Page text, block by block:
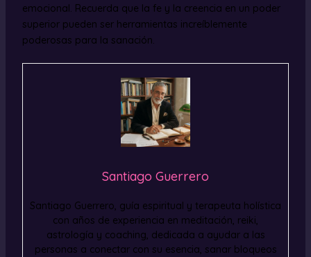
emocional. Recuerda que la fe y la creencia en un poder
superior pueden ser herramientas increíblemente
poderosas para la sanación.
Santiago Guerrero
Santiago Guerrero, guía espiritual y terapeuta holística
con años de experiencia en meditación, reiki,
astrología y coaching, dedicada a ayudar a las
personas a conectar con su esencia, sanar bloqueos